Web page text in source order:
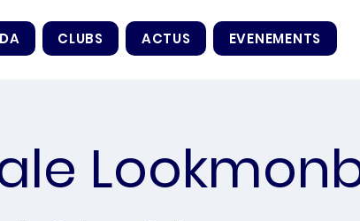
CLUBS ACTUS EVENEMENTS